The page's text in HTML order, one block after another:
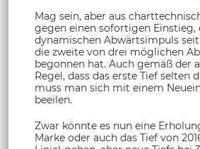
Mag sein, aber aus
gegen einen sofortigen Einstieg,
dynamischen Abwärtsimpuls
die zweite von drei möglichen
begonnen hat. Auch gemäß der
Regel, dass das erste Tief selten
muss man sich mit einem
beeilen.
Zwar könnte es nun eine
Marke oder auch das Tief von